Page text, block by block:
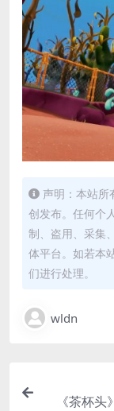
声明：本站所
创发布。任何个
制、盗用、采集
体平台。如若本
们进行处理。
wldn
《茶杯